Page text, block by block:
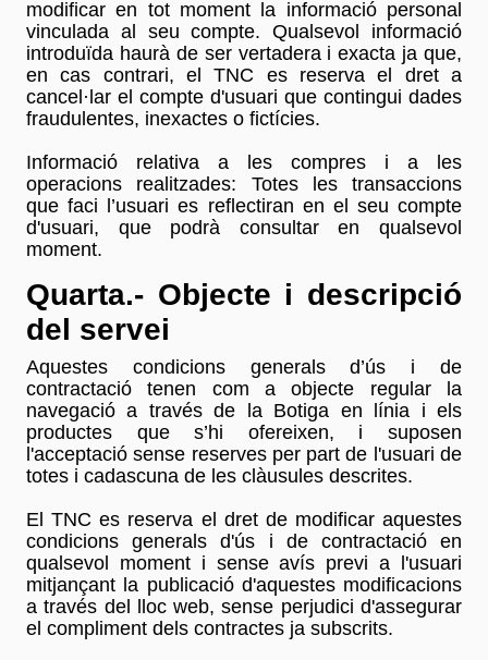
modificar en tot moment la informació personal
vinculada al seu compte. Qualsevol informació
introduïda haurà de ser vertadera i exacta ja que,
en cas contrari, el TNC es reserva el dret a
cancel·lar el compte d'usuari que contingui dades
fraudulentes, inexactes o fictícies.
Informació relativa a les compres i a les
operacions realitzades: Totes les transaccions
que faci l’usuari es reflectiran en el seu compte
d'usuari, que podrà consultar en qualsevol
moment.
Quarta.- Objecte i descripció
del servei
Aquestes condicions generals d’ús i de
contractació tenen com a objecte regular la
navegació a través de la Botiga en línia i els
productes que s’hi ofereixen, i suposen
l'acceptació sense reserves per part de l'usuari de
totes i cadascuna de les clàusules descrites.
El TNC es reserva el dret de modificar aquestes
condicions generals d'ús i de contractació en
qualsevol moment i sense avís previ a l'usuari
mitjançant la publicació d'aquestes modificacions
a través del lloc web, sense perjudici d'assegurar
el compliment dels contractes ja subscrits.